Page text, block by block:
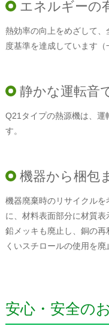
エネルギーの
熱効率の向上をめざして
度基準を達成しています（
静かな運転音
Q21タイプの熱源機は、運
す。
機器から梱包
機器廃棄時のリサイクル
に、材料表面部分に材質
鉛メッキも廃止し、銅の
くいスチロールの使用を廃
安心・安全の